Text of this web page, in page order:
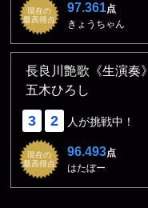
現在の
最高得点
97.361点
きょうちゃん
長良川艶歌《生演奏》
五木ひろし
3 2 人が挑戦中！
現在の
最高得点
96.493点
はたぼー